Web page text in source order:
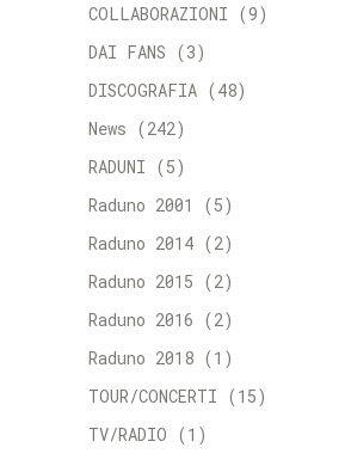
COLLABORAZIONI (9)
DAI FANS (3)
DISCOGRAFIA (48)
News (242)
RADUNI (5)
Raduno 2001
(5)
Raduno 2014 (2)
Raduno 2015 (2)
Raduno 2016 (2)
Raduno 2018 (1)
TOUR/CONCERTI (15)
TV/RADIO (1)